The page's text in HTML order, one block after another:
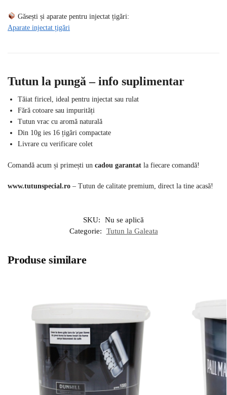
Găsești și aparate pentru injectat țigări:
Aparate injectat țigări
Tutun la pungă – info suplimentar
Tăiat firicel, ideal pentru injectat sau rulat
Fără cotoare sau impurități
Tutun vrac cu aromă naturală
Din 10g ies 16 țigări compactate
Livrare cu verificare colet
Comandă acum și primești un cadou garantat la fiecare comandă!
www.tutunspecial.ro – Tutun de calitate premium, direct la tine acasă!
SKU:
Nu se aplică
Categorie:
Tutun la Galeata
Produse similare